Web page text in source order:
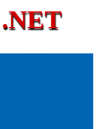
.NET